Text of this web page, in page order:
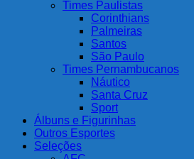
Times Paulistas
Corinthians
Palmeiras
Santos
São Paulo
Times Pernambucanos
Náutico
Santa Cruz
Sport
Álbuns e Figurinhas
Outros Esportes
Seleções